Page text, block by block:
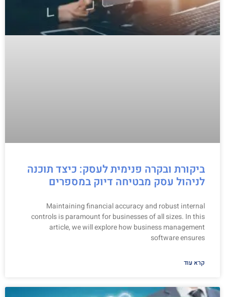
ביקורת ובקרה פנימית לעסק: כיצד תוכנה
לניהול עסק מבטיחה דיוק במספרים
Maintaining financial accuracy and robust internal
controls is paramount for businesses of all sizes. In this
article, we will explore how business management
software ensures
קרא עוד